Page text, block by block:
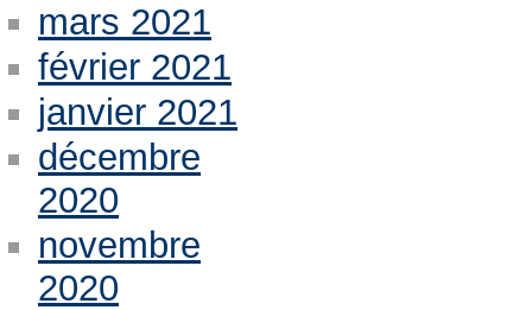
mars 2021
février 2021
janvier 2021
décembre
2020
novembre
2020